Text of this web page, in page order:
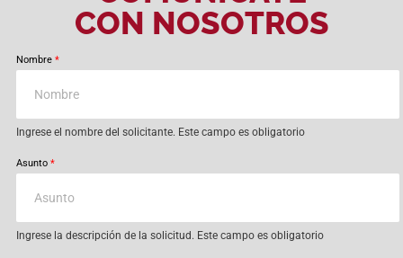
CON NOSOTROS
Nombre *
Ingrese el nombre del solicitante. Este campo es obligatorio
Asunto *
Ingrese la descripción de la solicitud. Este campo es obligatorio